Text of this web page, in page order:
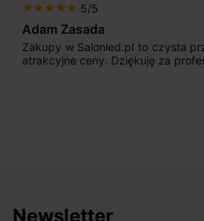
star star star star star 5/5
Adam Zasada
Zakupy w Salonled.pl to czysta
atrakcyjne ceny. Dziękuję za
Newsletter